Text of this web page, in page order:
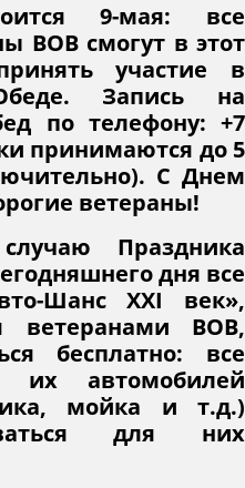
9-мая: все
ВОВ смогут в этот
участие в
Запись на
по телефону: +7
принимаются до 5
С Днем
ветераны!
Праздника
дня все
Шанс XXI век»,
ветеранами ВОВ,
бесплатно: все
автомобилей
мойка и т.д.)
для них